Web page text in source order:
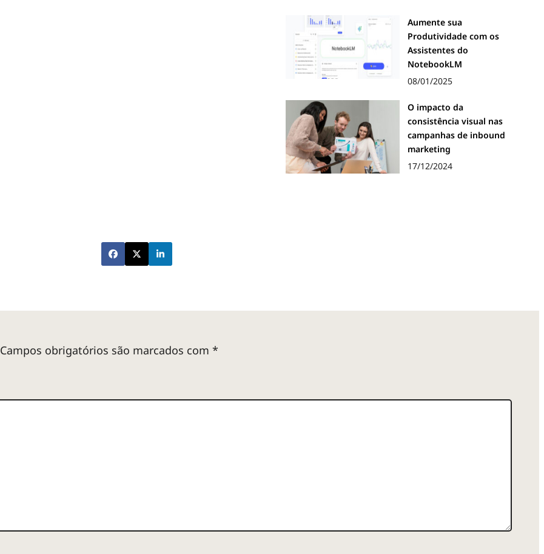
Aumente sua
Produtividade com os
Assistentes do
NotebookLM
08/01/2025
O impacto da
consistência visual nas
campanhas de inbound
marketing
17/12/2024
Campos obrigatórios são marcados com *